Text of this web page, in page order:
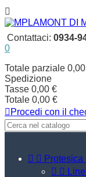

Contattaci: 0934-
0
Totale parziale
Spedizione
Tasse 0,00 €
Totale 0,00 €
 Procedi con il
  Protesica
 